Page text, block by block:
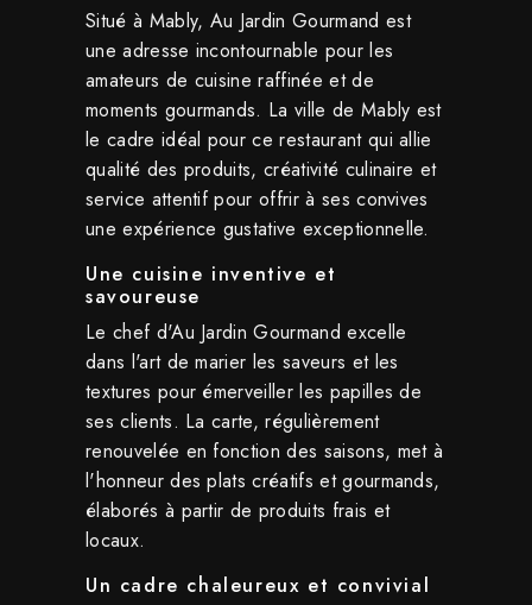
Situé à Mably, Au Jardin Gourmand est
une adresse incontournable pour les
amateurs de cuisine raffinée et de
moments gourmands. La ville de Mably est
le cadre idéal pour ce restaurant qui allie
qualité des produits, créativité culinaire et
service attentif pour offrir à ses convives
une expérience gustative exceptionnelle.
Une cuisine inventive et
savoureuse
Le chef d'Au Jardin Gourmand excelle
dans l'art de marier les saveurs et les
textures pour émerveiller les papilles de
ses clients. La carte, régulièrement
renouvelée en fonction des saisons, met à
l'honneur des plats créatifs et gourmands,
élaborés à partir de produits frais et
locaux.
Un cadre chaleureux et convivial